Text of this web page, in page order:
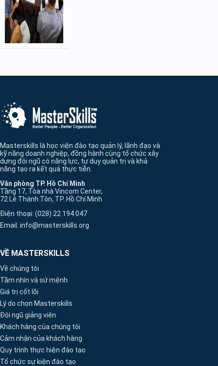
Thông tin và điều hướng cuối trang
Masterskills là học viện đào tạo quản lý, lãnh đạo và
kỹ năng doanh nghiệp, đồng hành cùng tổ chức xây
dựng đội ngũ có năng lực, tư duy quản trị và khả
năng tạo ra kết quả thực tiễn.
Văn phòng TP. Hồ Chí Minh
Tầng 17, Tòa nhà Vincom Center,
72 Lê Thánh Tôn, TP. Hồ Chí Minh
Điện thoại: (028) 22 194 047
Email: info@masterskills.org
VỀ MASTERSKILLS
Về chúng tôi
Tầm nhìn và sứ mệnh
Giá trị cốt lõi
Lý do chọn Masterskills
Đội ngũ giảng viên
Khách hàng của chúng tôi
Cảm nhận của khách hàng
Quy trình thực hiện đào tạo
Tổ chức sự kiện đào tạo